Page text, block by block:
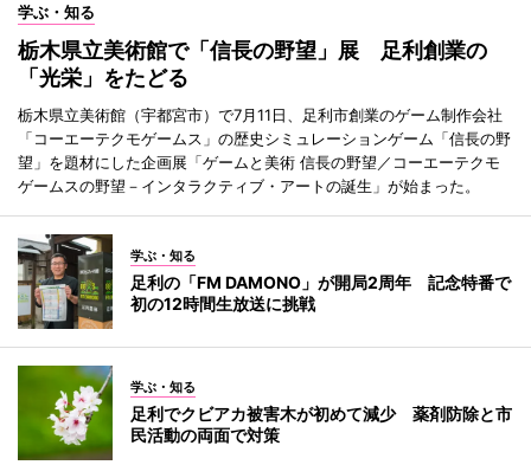
学ぶ・知る
栃木県立美術館で「信長の野望」展 足利創業の
「光栄」をたどる
栃木県立美術館（宇都宮市）で7月11日、足利市創業のゲーム制作会社
「コーエーテクモゲームス」の歴史シミュレーションゲーム「信長の野
望」を題材にした企画展「ゲームと美術 信長の野望／コーエーテクモ
ゲームスの野望－インタラクティブ・アートの誕生」が始まった。
学ぶ・知る
足利の「FM DAMONO」が開局2周年 記念特番で
初の12時間生放送に挑戦
学ぶ・知る
足利でクビアカ被害木が初めて減少 薬剤防除と市
民活動の両面で対策